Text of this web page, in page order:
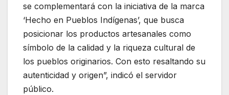
se complementará con la iniciativa de la marca
‘Hecho en Pueblos Indígenas’, que busca
posicionar los productos artesanales como
símbolo de la calidad y la riqueza cultural de
los pueblos originarios. Con esto resaltando su
autenticidad y origen”, indicó el servidor
público.